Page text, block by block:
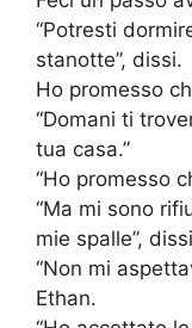
“Potresti
stanotte”, dissi.
Ho promesso
“Domani ti
tua casa.”
“Ho promesso
“Ma mi sono
mie spalle”,
“Non mi
Ethan.